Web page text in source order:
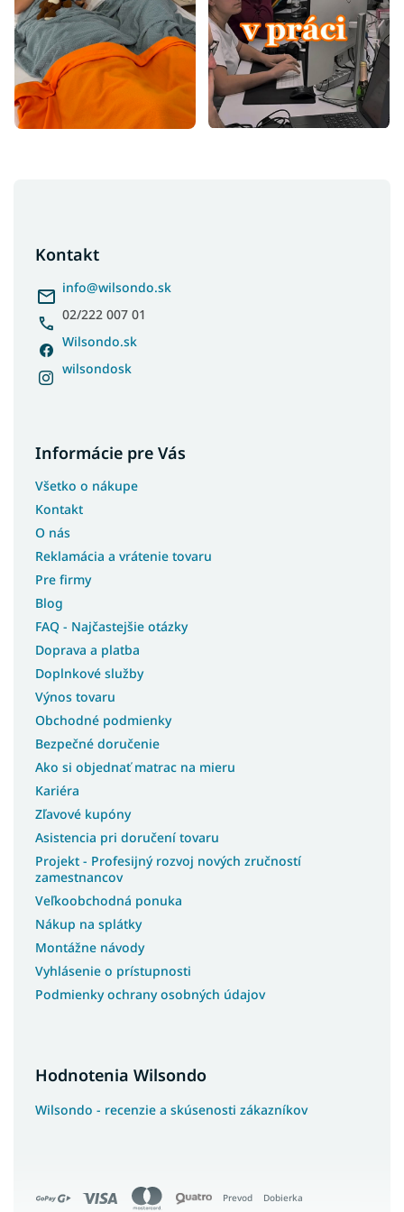
Kontakt
info@wilsondo.sk
02/222 007 01
Wilsondo.sk
wilsondosk
Informácie pre Vás
Všetko o nákupe
Kontakt
O nás
Reklamácia a vrátenie tovaru
Pre firmy
Blog
FAQ - Najčastejšie otázky
Doprava a platba
Doplnkové služby
Výnos tovaru
Obchodné podmienky
Bezpečné doručenie
Ako si objednať matrac na mieru
Kariéra
Zľavové kupóny
Asistencia pri doručení tovaru
Projekt - Profesijný rozvoj nových zručností
zamestnancov
Veľkoobchodná ponuka
Nákup na splátky
Montážne návody
Vyhlásenie o prístupnosti
Podmienky ochrany osobných údajov
Hodnotenia Wilsondo
Wilsondo - recenzie a skúsenosti zákazníkov
Prevod Dobierka